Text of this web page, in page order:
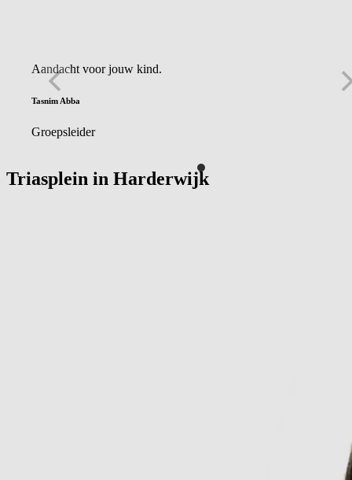
Aandacht voor jouw kind.
Tasnim Abba
Groepsleider
Triasplein in Harderwijk